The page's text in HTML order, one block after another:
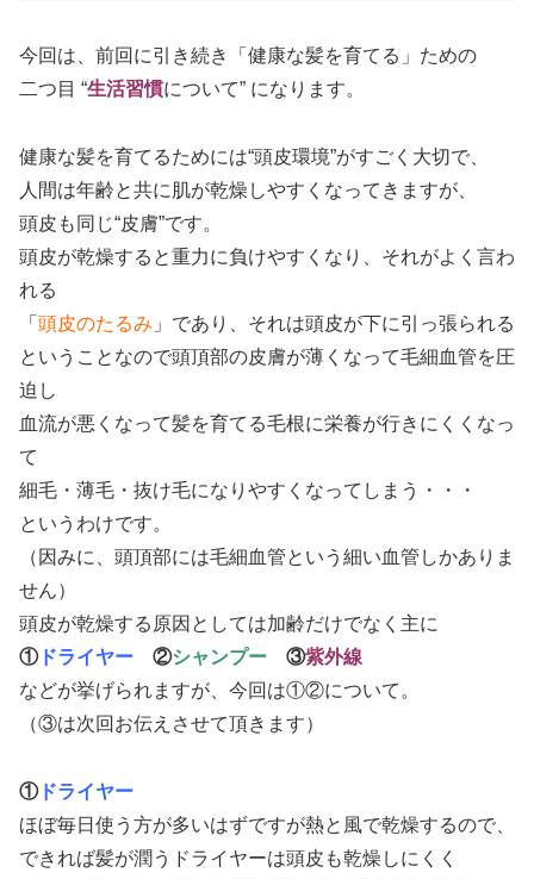
今回は、前回に引き続き「健康な髪を育てる」ための
二つ目 “生活習慣について” になります。
健康な髪を育てるためには“頭皮環境”がすごく大切で、
人間は年齢と共に肌が乾燥しやすくなってきますが、
頭皮も同じ“皮膚”です。
頭皮が乾燥すると重力に負けやすくなり、それがよく言わ
れる
「 頭皮のたるみ 」であり、それは頭皮が下に引っ張られる
ということなので頭頂部の皮膚が薄くなって毛細血管を圧
迫し
血流が悪くなって髪を育てる毛根に栄養が行きにくくなっ
て
細毛・薄毛・抜け毛になりやすくなってしまう・・・
というわけです。
（因みに、頭頂部には毛細血管という細い血管しかありま
せん）
頭皮が乾燥する原因としては加齢だけでなく主に
①ドライヤー ②シャンプー ③紫外線
などが挙げられますが、今回は①②について。
（③は次回お伝えさせて頂きます）
①ドライヤー
ほぼ毎日使う方が多いはずですが熱と風で乾燥するので、
できれば髪が潤うドライヤーは頭皮も乾燥しにくく